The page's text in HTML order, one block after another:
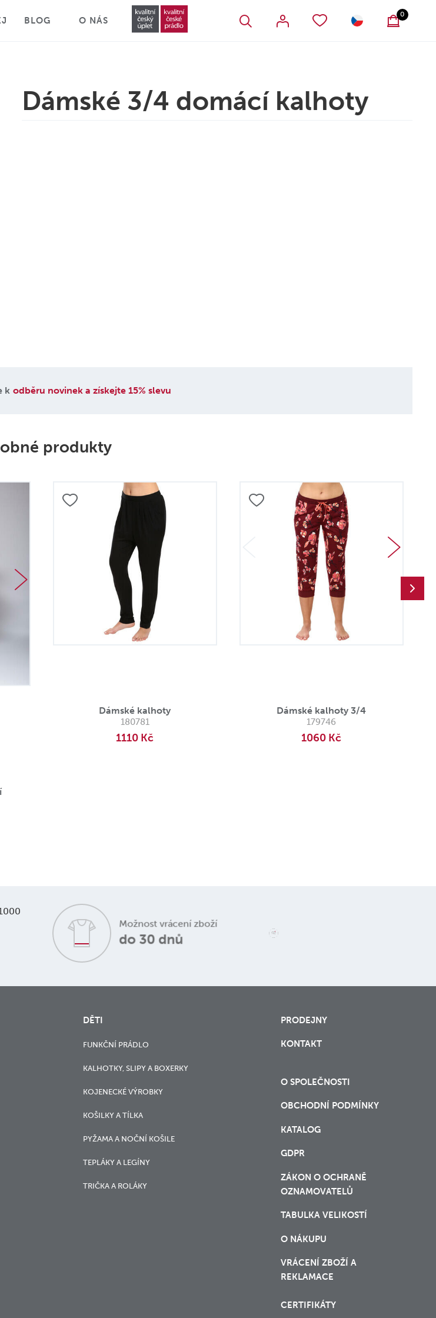
0
SLOVENSKO
BLOG O NÁS
Dámské 3/4 domácí kalhoty
k odběru novinek a získejte 15% slevu
produkty
Dámské kalhoty
180781
1110 Kč
Dámské kalhoty 3/4
179746
1060 Kč
Možnost vrácení zboží
do 30 dnů
DĚTI
FUNKČNÍ PRÁDLO
KALHOTKY, SLIPY A BOXERKY
KOJENECKÉ VÝROBKY
KOŠILKY A TÍLKA
PYŽAMA A NOČNÍ KOŠILE
TEPLÁKY A LEGÍNY
TRIČKA A ROLÁKY
PRODEJNY
KONTAKT
O SPOLEČNOSTI
OBCHODNÍ PODMÍNKY
KATALOG
GDPR
ZÁKON O OCHRANĚ
OZNAMOVATELŮ
TABULKA VELIKOSTÍ
O NÁKUPU
VRÁCENÍ ZBOŽÍ A
REKLAMACE
CERTIFIKÁTY